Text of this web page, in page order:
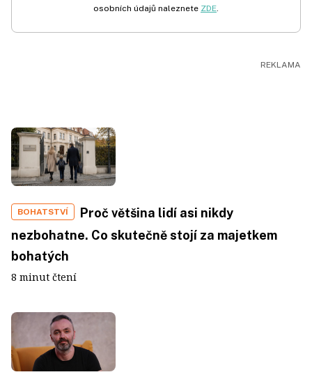
osobních údajů naleznete ZDE
BOHATSTVÍ
Proč většina lidí asi nikdy
nezbohatne. Co skutečně stojí za majetkem
bohatých
8 minut čtení